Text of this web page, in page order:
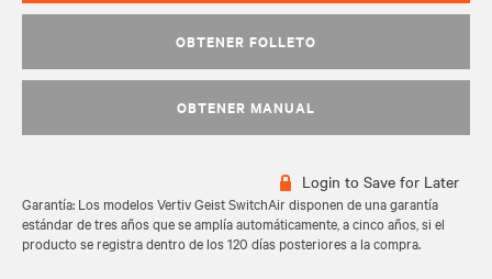
OBTENER FOLLETO
OBTENER MANUAL
Login to Save for Later
Garantía: Los modelos Vertiv Geist SwitchAir disponen de una garantía
estándar de tres años que se amplía automáticamente, a cinco años, si el
producto se registra dentro de los 120 días posteriores a la compra.